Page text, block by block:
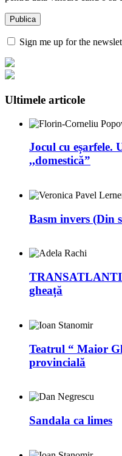
Sign me up for the
Ultimele articole
Jocul cu eșarfele.
,,domestică”
Basm invers (Din
gheață
Teatrul “ Maior
provincială
Sandala ca limes